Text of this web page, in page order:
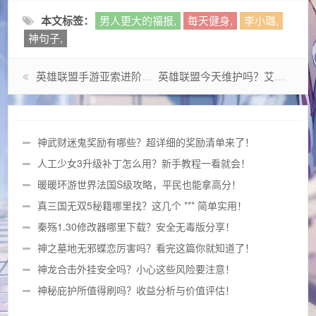
本文标签： 男人更大的福报, 每天健身,
李小璐,
神句子,
英雄联盟手游亚索进阶攻略，大神教你玩转亚索风墙和位移 英雄联盟今天维护吗？艾欧尼亚大区又崩了？
神武财迷鬼奖励有哪些？超详细的奖励清单来了！
人工少女3升级补丁怎么用？新手教程一看就会！
暖暖环游世界法国S级攻略，平民也能拿高分！
真三国无双5秘籍哪里找？这几个 *** 简单实用！
秦殇1.30修改器哪里下载？安全无毒版分享！
神之墓地无邪蝶恋厉害吗？看完这篇你就知道了！
神龙合击外挂安全吗？小心这些风险要注意！
神秘庇护所值得刷吗？收益分析与价值评估！